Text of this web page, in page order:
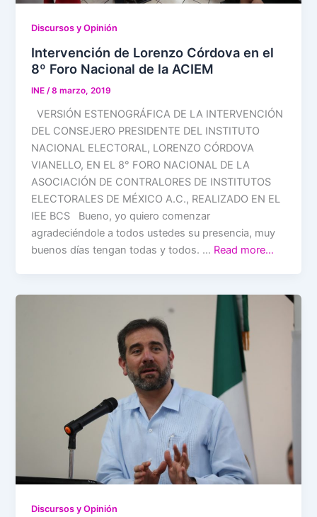
Discursos y Opinión
Intervención de Lorenzo Córdova en el
8º Foro Nacional de la ACIEM
INE/8 marzo, 2019
VERSIÓN ESTENOGRÁFICA DE LA INTERVENCIÓN
DEL CONSEJERO PRESIDENTE DEL INSTITUTO
NACIONAL ELECTORAL, LORENZO CÓRDOVA
VIANELLO, EN EL 8° FORO NACIONAL DE LA
ASOCIACIÓN DE CONTRALORES DE INSTITUTOS
ELECTORALES DE MÉXICO A.C., REALIZADO EN EL
IEE BCS Bueno, yo quiero comenzar
agradeciéndole a todos ustedes su presencia, muy
buenos días tengan todas y todos. … Read more…
Discursos y Opinión